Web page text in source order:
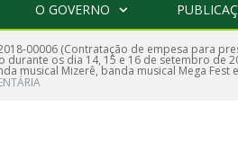
O GOVERNO
2018-00006 (Contratação de empesa para
os dia 14, 15 e 16 de setembro de
musical Mizerê, banda musical Mega